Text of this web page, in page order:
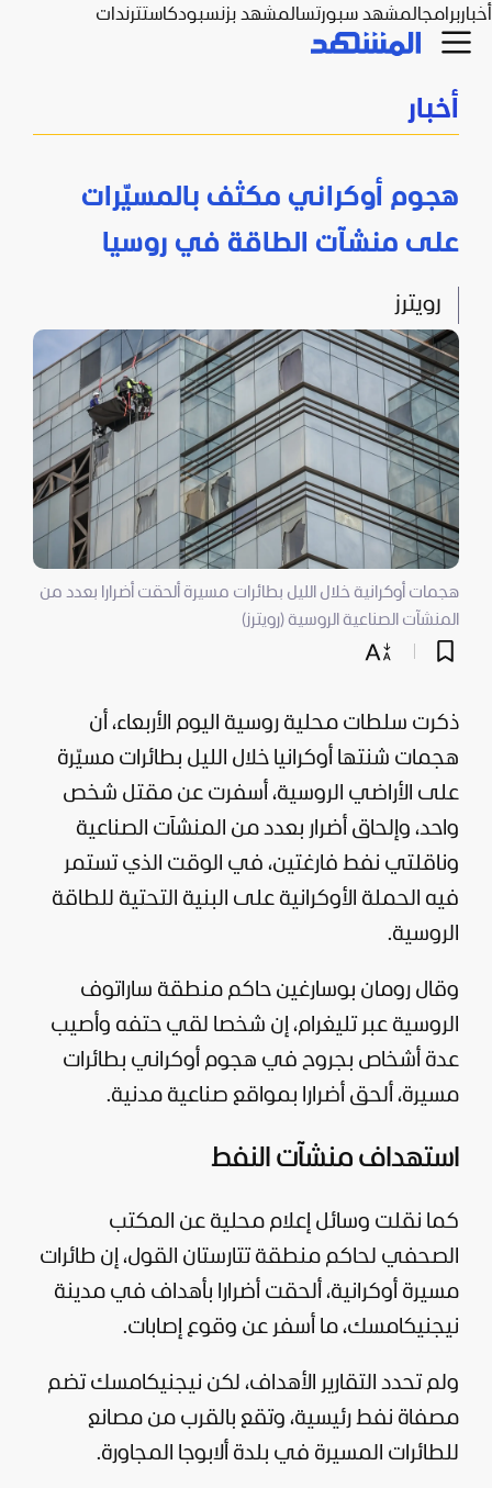
أخباربرامجالمشهد سبورتسالمشهد بزنسبودكاستترندات
أخبار
هجوم أوكراني مكثف بالمسيّرات
على منشآت الطاقة في روسيا
رويترز
هجمات أوكرانية خلال الليل بطائرات مسيرة ألحقت أضرارا بعدد من
المنشآت الصناعية الروسية (رويترز)
ذكرت سلطات محلية روسية اليوم الأربعاء، أن
هجمات شنتها أوكرانيا خلال الليل بطائرات مسيّرة
على الأراضي الروسية، أسفرت عن مقتل شخص
واحد، وإلحاق أضرار بعدد من المنشآت الصناعية
وناقلتي نفط فارغتين، في الوقت الذي تستمر
فيه الحملة الأوكرانية على البنية التحتية للطاقة
الروسية.
وقال رومان بوسارغين حاكم منطقة ساراتوف
الروسية عبر تليغرام، إن شخصا لقي حتفه وأصيب
عدة أشخاص بجروح في هجوم أوكراني بطائرات
مسيرة، ألحق أضرارا بمواقع صناعية مدنية.
استهداف منشآت النفط
كما نقلت وسائل إعلام محلية عن المكتب
الصحفي لحاكم منطقة تتارستان القول، إن طائرات
مسيرة أوكرانية، ألحقت أضرارا بأهداف في مدينة
نيجنيكامسك، ما أسفر عن وقوع إصابات.
ولم تحدد التقارير الأهداف، لكن نيجنيكامسك تضم
مصفاة نفط رئيسية، وتقع بالقرب من مصانع
للطائرات المسيرة في بلدة ألابوجا المجاورة.